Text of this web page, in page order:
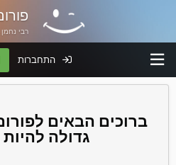
רבי נחמן
התחברות
גדולה